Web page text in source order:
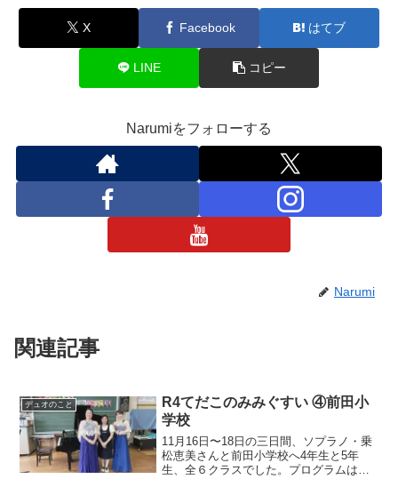
X Facebook はてブ
LINE コピー
Narumiをフォローする
Narumi
関連記事
デュオのこと
R4てだこのみみぐすい ④前田小
学校
11月16日〜18日の三日間、ソプラノ・乗
松恵美さんと前田小学校へ4年生と5年
生、全６クラスでした。プログラムは・